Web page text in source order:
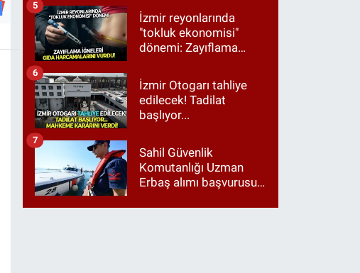
Tugay birinci çıktı
İzmir reyonlarında
"tokluk ekonomisi"
dönemi: Zayıflama
harcamalarını vurdu!
5
İzmir Otogarı tahliye
edilecek! Tadilat
başlıyor...
6
Sahil Güvenlik
Komutanlığı Uzman
Erbaş alımı başvurusu
başvuru şartları neler?
7